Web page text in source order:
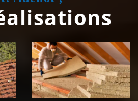
Isolation de
toiture 39
Jura